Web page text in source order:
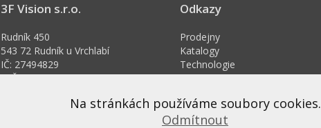
3F Vision s.r.o.
Rudník 450
543 72 Rudník u Vrchlabí
IČ: 27494829
DIČ: CZ27494829
info@3fvision.cz
Odkazy
Prodejny
Katalogy
Technologie
Dokumenty ke stažení
Ochrana osobních údajů
Přihlášení pro velkoodběratele
Na stránkách používáme soubory cookies.
Odmítnout